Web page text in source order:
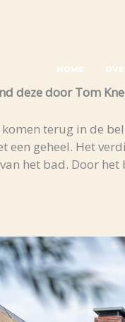
HOME
deze door Tom
terug in de
een geheel. Het
het bad. Door